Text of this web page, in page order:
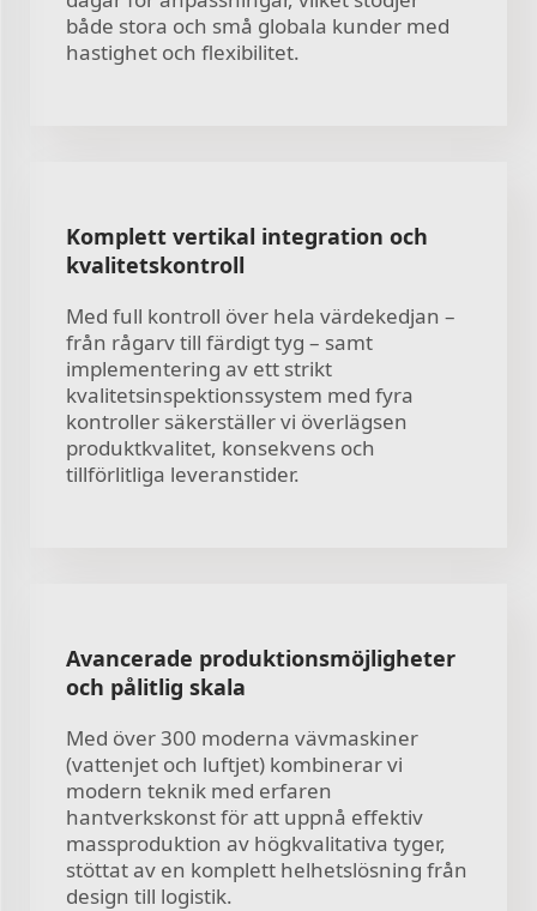
både stora och små globala kunder med
hastighet och flexibilitet.
Komplett vertikal integration och
kvalitetskontroll
Med full kontroll över hela värdekedjan –
från rågarv till färdigt tyg – samt
implementering av ett strikt
kvalitetsinspektionssystem med fyra
kontroller säkerställer vi överlägsen
produktkvalitet, konsekvens och
tillförlitliga leveranstider.
Avancerade produktionsmöjligheter
och pålitlig skala
Med över 300 moderna vävmaskiner
(vattenjet och luftjet) kombinerar vi
modern teknik med erfaren
hantverkskonst för att uppnå effektiv
massproduktion av högkvalitativa tyger,
stöttat av en komplett helhetslösning från
design till logistik.